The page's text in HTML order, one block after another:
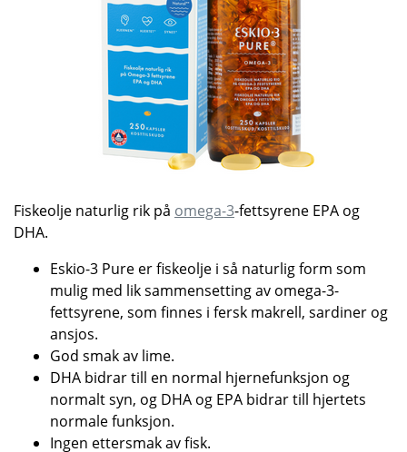
Fiskeolje naturlig rik på omega-3-fettsyrene EPA og
DHA.
Eskio-3 Pure er fiskeolje i så naturlig form som
mulig med lik sammensetting av omega-3-
fettsyrene, som finnes i fersk makrell, sardiner og
ansjos.
God smak av lime.
DHA bidrar till en normal hjernefunksjon og
normalt syn, og DHA og EPA bidrar till hjertets
normale funksjon.
Ingen ettersmak av fisk.